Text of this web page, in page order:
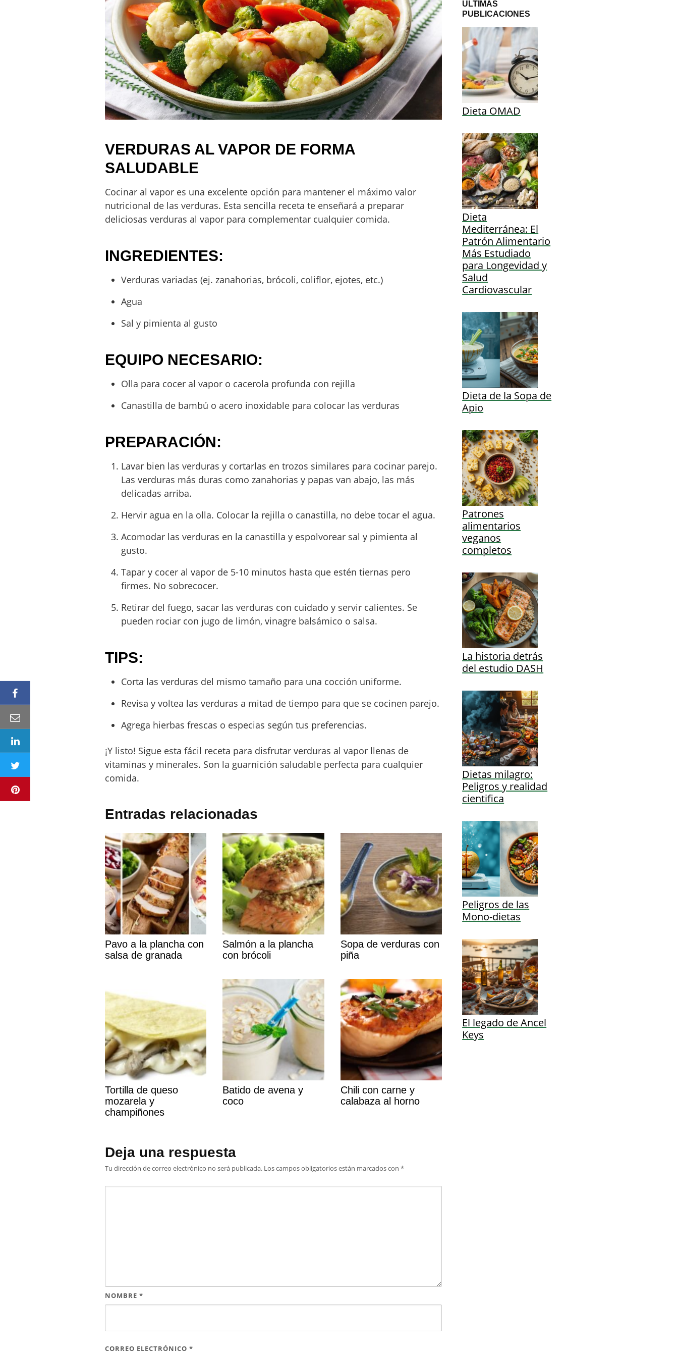
VERDURAS AL VAPOR DE FORMA
SALUDABLE
Cocinar al vapor es una excelente opción para mantener el máximo valor
nutricional de las verduras. Esta sencilla receta te enseñará a preparar
deliciosas verduras al vapor para complementar cualquier comida.
INGREDIENTES:
Verduras variadas (ej. zanahorias, brócoli, coliflor, ejotes, etc.)
Agua
Sal y pimienta al gusto
EQUIPO NECESARIO:
Olla para cocer al vapor o cacerola profunda con rejilla
Canastilla de bambú o acero inoxidable para colocar las verduras
PREPARACIÓN:
Lavar bien las verduras y cortarlas en trozos similares para cocinar parejo.
Las verduras más duras como zanahorias y papas van abajo, las más
delicadas arriba.
Hervir agua en la olla. Colocar la rejilla o canastilla, no debe tocar el agua.
Acomodar las verduras en la canastilla y espolvorear sal y pimienta al
gusto.
Tapar y cocer al vapor de 5-10 minutos hasta que estén tiernas pero
firmes. No sobrecocer.
Retirar del fuego, sacar las verduras con cuidado y servir calientes. Se
pueden rociar con jugo de limón, vinagre balsámico o salsa.
TIPS:
Corta las verduras del mismo tamaño para una cocción uniforme.
Revisa y voltea las verduras a mitad de tiempo para que se cocinen parejo.
Agrega hierbas frescas o especias según tus preferencias.
¡Y listo! Sigue esta fácil receta para disfrutar verduras al vapor llenas de
vitaminas y minerales. Son la guarnición saludable perfecta para cualquier
comida.
Entradas relacionadas
Pavo a la plancha con
salsa de granada
Salmón a la plancha
con brócoli
Sopa de verduras con
piña
Tortilla de queso
mozarela y
champiñones
Batido de avena y
coco
Chili con carne y
calabaza al horno
Deja una respuesta
Tu dirección de correo electrónico no será publicada. Los campos obligatorios están marcados con *
NOMBRE *
CORREO ELECTRÓNICO *
ÚLTIMAS
PUBLICACIONES
Dieta OMAD
Dieta
Mediterránea: El
Patrón Alimentario
Más Estudiado
para Longevidad y
Salud
Cardiovascular
Dieta de la Sopa de
Apio
Patrones
alimentarios
veganos
completos
La historia detrás
del estudio DASH
Dietas milagro:
Peligros y realidad
cientifica
Peligros de las
Mono-dietas
El legado de Ancel
Keys